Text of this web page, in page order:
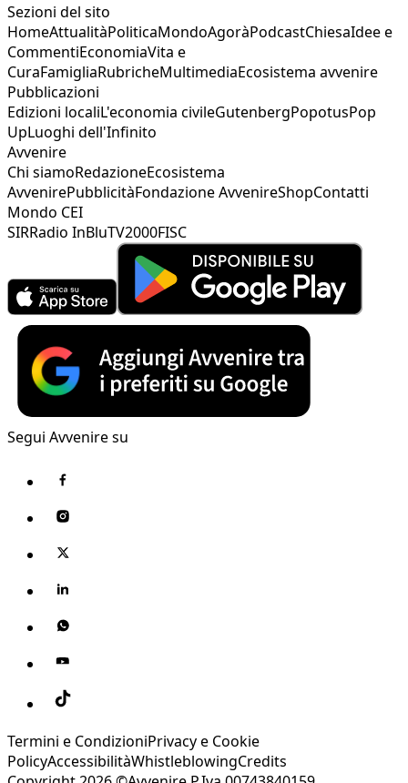
Sezioni del sito
HomeAttualitàPoliticaMondoAgoràPodcastChiesaIdee e
CommentiEconomiaVita e
CuraFamigliaRubricheMultimediaEcosistema avvenire
Pubblicazioni
Edizioni localiL'economia civileGutenbergPopotusPop
UpLuoghi dell'Infinito
Avvenire
Chi siamoRedazioneEcosistema
AvvenirePubblicitàFondazione AvvenireShopContatti
Mondo CEI
SIRRadio InBluTV2000FISC
Segui Avvenire su
Termini e CondizioniPrivacy e Cookie
PolicyAccessibilitàWhistleblowingCredits